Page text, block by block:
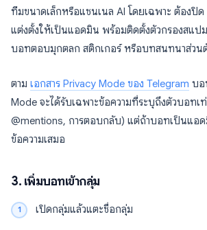
ทีมขนาดเล็กหรือแชนเนล AI โดยเฉพาะ ต้องปิ
แต่งตั้งให้เป็นแอดมิน พร้อมติดตั้งตัวกรองสแป
บอทตอบมุกตลก สติกเกอร์ หรือบทสนทนาส่วน
ตาม เอกสาร Privacy Mode ของ Telegram บอ
Mode จะได้รับเฉพาะข้อความที่ระบุถึงตัวบอทเ
@mentions, การตอบกลับ) แต่ถ้าบอทเป็นแอ
ข้อความเสมอ
3. เพิ่มบอทเข้ากลุ่ม
เปิดกลุ่มแล้วแตะชื่อกลุ่ม